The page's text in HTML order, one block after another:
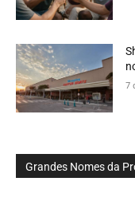
7
Grandes Nomes da